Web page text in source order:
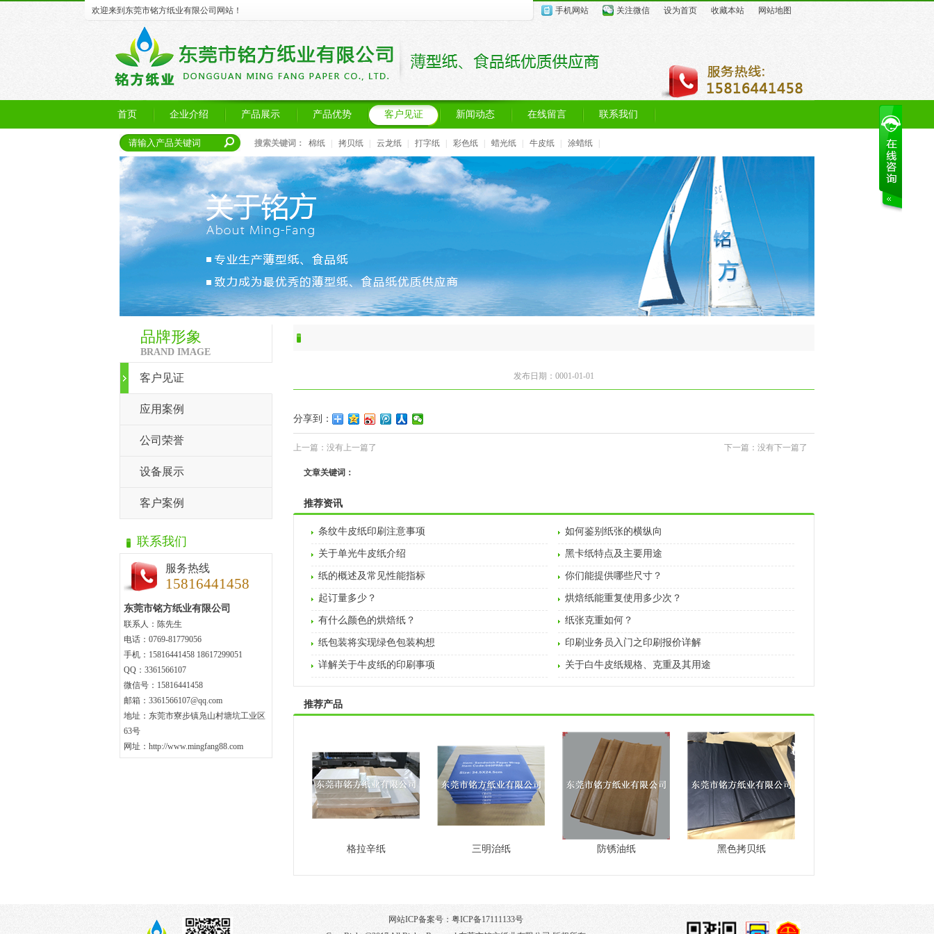
欢迎来到东莞市铭方纸业有限公司网站！ 网站地图
收藏本站
设为首页
关注微信
手机网站
首页 企业介绍 产品展示 产品优势 客户见证 新闻动态 在线留言 联系我们
搜索关键词： 棉纸 拷贝纸 云龙纸 打字纸 彩色纸 蜡光纸 牛皮纸 涂蜡纸
品牌形象
BRAND IMAGE
客户见证
应用案例
公司荣誉
设备展示
客户案例
联系我们
服务热线
15816441458
东莞市铭方纸业有限公司
联系人：陈先生
电话：0769-81779056
手机：15816441458 18617299051
QQ：3361566107
微信号：15816441458
邮箱：3361566107@qq.com
地址：东莞市寮步镇凫山村塘坑工业区
63号
网址：http://www.mingfang88.com
发布日期：0001-01-01
分享到：
上一篇：没有上一篇了 下一篇：没有下一篇了
文章关键词：
推荐资讯
条纹牛皮纸印刷注意事项 如何鉴别纸张的横纵向
关于单光牛皮纸介绍 黑卡纸特点及主要用途
纸的概述及常见性能指标 你们能提供哪些尺寸？
起订量多少？ 烘焙纸能重复使用多少次？
有什么颜色的烘焙纸？ 纸张克重如何？
纸包装将实现绿色包装构想 印刷业务员入门之印刷报价详解
详解关于牛皮纸的印刷事项 关于白牛皮纸规格、克重及其用途
推荐产品
格拉辛纸 三明治纸 防锈油纸 黑色拷贝纸
网站ICP备案号： 粤ICP备17111133号